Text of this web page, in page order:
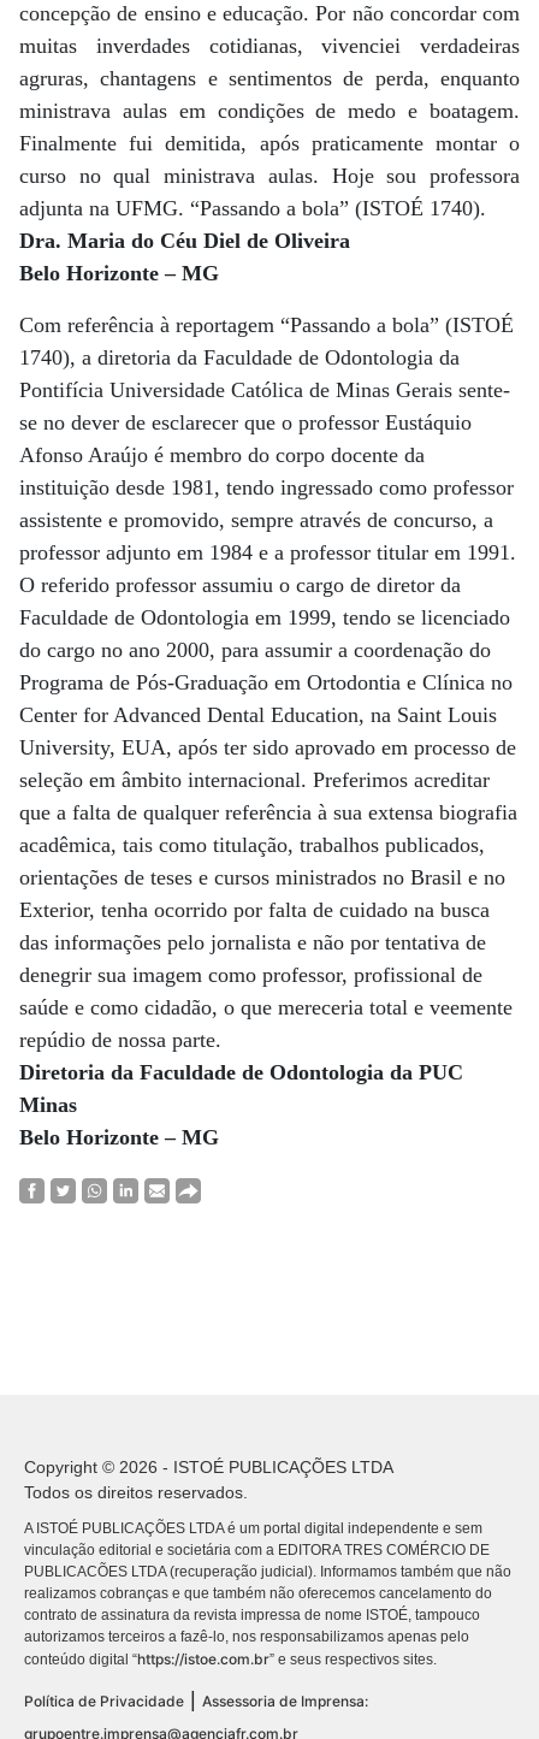
concepção de ensino e educação. Por não concordar com
muitas inverdades cotidianas, vivenciei verdadeiras
agruras, chantagens e sentimentos de perda, enquanto
ministrava aulas em condições de medo e boatagem.
Finalmente fui demitida, após praticamente montar o
curso no qual ministrava aulas. Hoje sou professora
adjunta na UFMG. “Passando a bola” (ISTOÉ 1740).
Dra. Maria do Céu Diel de Oliveira
Belo Horizonte – MG
Com referência à reportagem “Passando a bola” (ISTOÉ
1740), a diretoria da Faculdade de Odontologia da
Pontifícia Universidade Católica de Minas Gerais sente-
se no dever de esclarecer que o professor Eustáquio
Afonso Araújo é membro do corpo docente da
instituição desde 1981, tendo ingressado como professor
assistente e promovido, sempre através de concurso, a
professor adjunto em 1984 e a professor titular em 1991.
O referido professor assumiu o cargo de diretor da
Faculdade de Odontologia em 1999, tendo se licenciado
do cargo no ano 2000, para assumir a coordenação do
Programa de Pós-Graduação em Ortodontia e Clínica no
Center for Advanced Dental Education, na Saint Louis
University, EUA, após ter sido aprovado em processo de
seleção em âmbito internacional. Preferimos acreditar
que a falta de qualquer referência à sua extensa biografia
acadêmica, tais como titulação, trabalhos publicados,
orientações de teses e cursos ministrados no Brasil e no
Exterior, tenha ocorrido por falta de cuidado na busca
das informações pelo jornalista e não por tentativa de
denegrir sua imagem como professor, profissional de
saúde e como cidadão, o que mereceria total e veemente
repúdio de nossa parte.
Diretoria da Faculdade de Odontologia da PUC
Minas
Belo Horizonte – MG
Copyright © 2026 - ISTOÉ PUBLICAÇÕES LTDA
Todos os direitos reservados.
A ISTOÉ PUBLICAÇÕES LTDA é um portal digital independente e sem
vinculação editorial e societária com a EDITORA TRES COMÉRCIO DE
PUBLICACÕES LTDA (recuperação judicial). Informamos também que não
realizamos cobranças e que também não oferecemos cancelamento do
contrato de assinatura da revista impressa de nome ISTOÉ, tampouco
autorizamos terceiros a fazê-lo, nos responsabilizamos apenas pelo
conteúdo digital “https://istoe.com.br” e seus respectivos sites.
Política de Privacidade
Assessoria de Imprensa:
grupoentre.imprensa@agenciafr.com.br